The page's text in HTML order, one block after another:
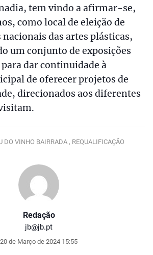
Redação
jb@jb.pt
20 de Março de 2024 15:55
tem vindo a afirmar-se,
como local de eleição de
das artes plásticas,
um conjunto de exposições
dar continuidade à
de oferecer projetos de
direcionados aos diferentes
DO VINHO BAIRRADA , REQUALIFICAÇÃO